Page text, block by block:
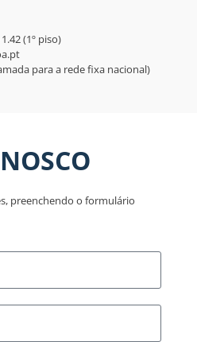
(1º piso)
para a rede fixa nacional)
preenchendo o formulário